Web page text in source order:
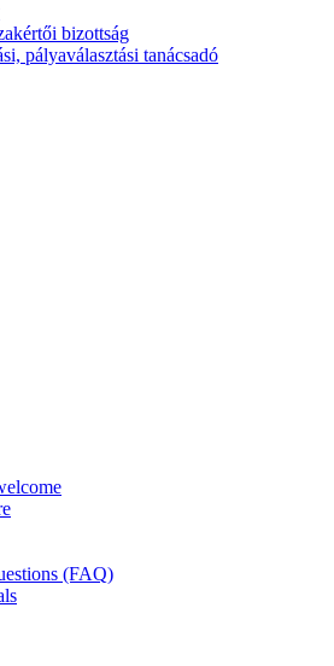
bizottság
pályaválasztási tanácsadó
(FAQ)